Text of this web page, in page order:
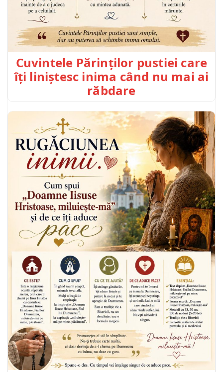
Cuvintele Părinților pustiei care
îți liniștesc inima când nu mai ai
răbdare